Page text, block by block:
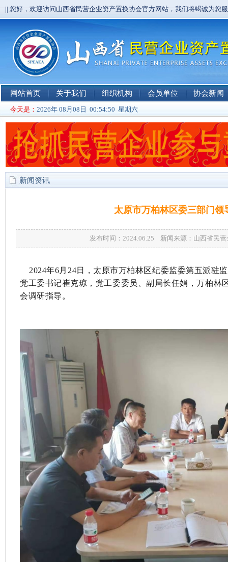
|| 您好，欢迎访问山西省民营企业资产置换协会官方网站，我们将竭诚为您
网站首页 关于我们 组织机构 会员单位 协会新闻
今天是： 2026年 08月08日 00:54:51 星期六
新闻资讯
太原市万柏林区委三部门领
发布时间：2024.06.25 新闻来源：山西省民
2024年6月24日，太原市万柏林区纪委监委第五派驻
党工委书记崔克琼，党工委委员、副局长任娟，万柏林
会调研指导。